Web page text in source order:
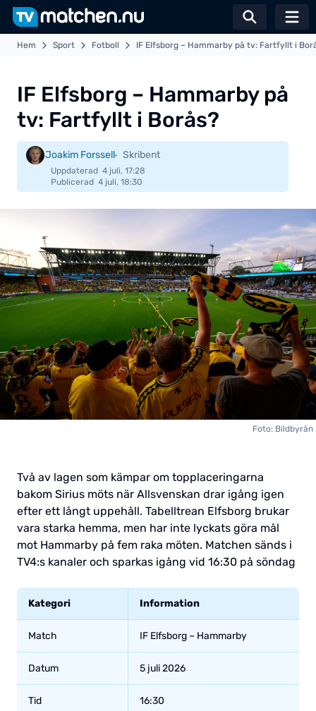
Växla
Hem Sport Fotboll IF Elfsborg – Hammarby på tv: Fartfyllt i
IF Elfsborg – Hammarby på
tv: Fartfyllt i Borås?
Joakim Forssell Skribent
Uppdaterad 4 juli, 17:28
Publicerad 4 juli, 18:30
Foto: Bildbyrån
Två av lagen som kämpar om topplaceringarna
bakom Sirius möts när Allsvenskan drar igång igen
efter ett långt uppehåll. Tabelltrean Elfsborg brukar
vara starka hemma, men har inte lyckats göra mål
mot Hammarby på fem raka möten. Matchen sänds i
TV4:s kanaler och sparkas igång vid 16:30 på söndag
Kategori Information
Match IF Elfsborg – Hammarby
Datum 5 juli 2026
Tid 16:30